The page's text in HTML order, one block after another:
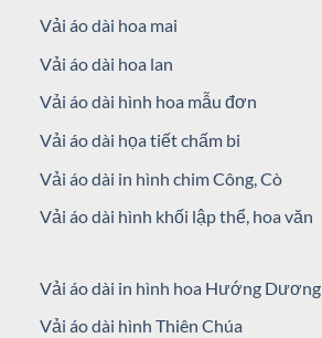
Vải áo dài hoa mai
Vải áo dài hoa lan
Vải áo dài hình hoa mẫu đơn
Vải áo dài họa tiết chấm bi
Vải áo dài in hình chim Công, Cò
Vải áo dài hình khối lập thể, hoa văn
Vải áo dài in hình hoa Hướng Dương
Vải áo dài hình Thiên Chúa